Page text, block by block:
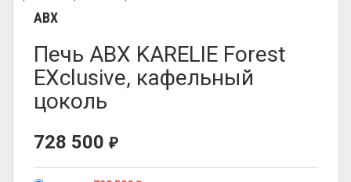
ABX
Печь ABX KARELIE Forest
EXclusive, кафельный
цоколь
728 500 ₽